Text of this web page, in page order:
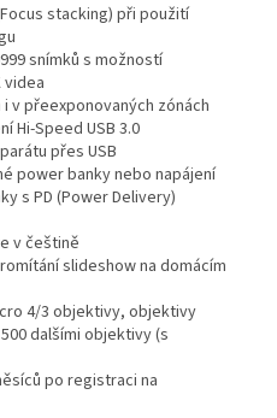
stacking) při použití
snímků s možností
v přeexponovaných zónách
Hi-Speed USB 3.0
přes USB
power banky nebo napájení
s PD (Power Delivery)
v češtině
slideshow na domácím
4/3 objektivy, objektivy
dalšími objektivy (s
po registraci na